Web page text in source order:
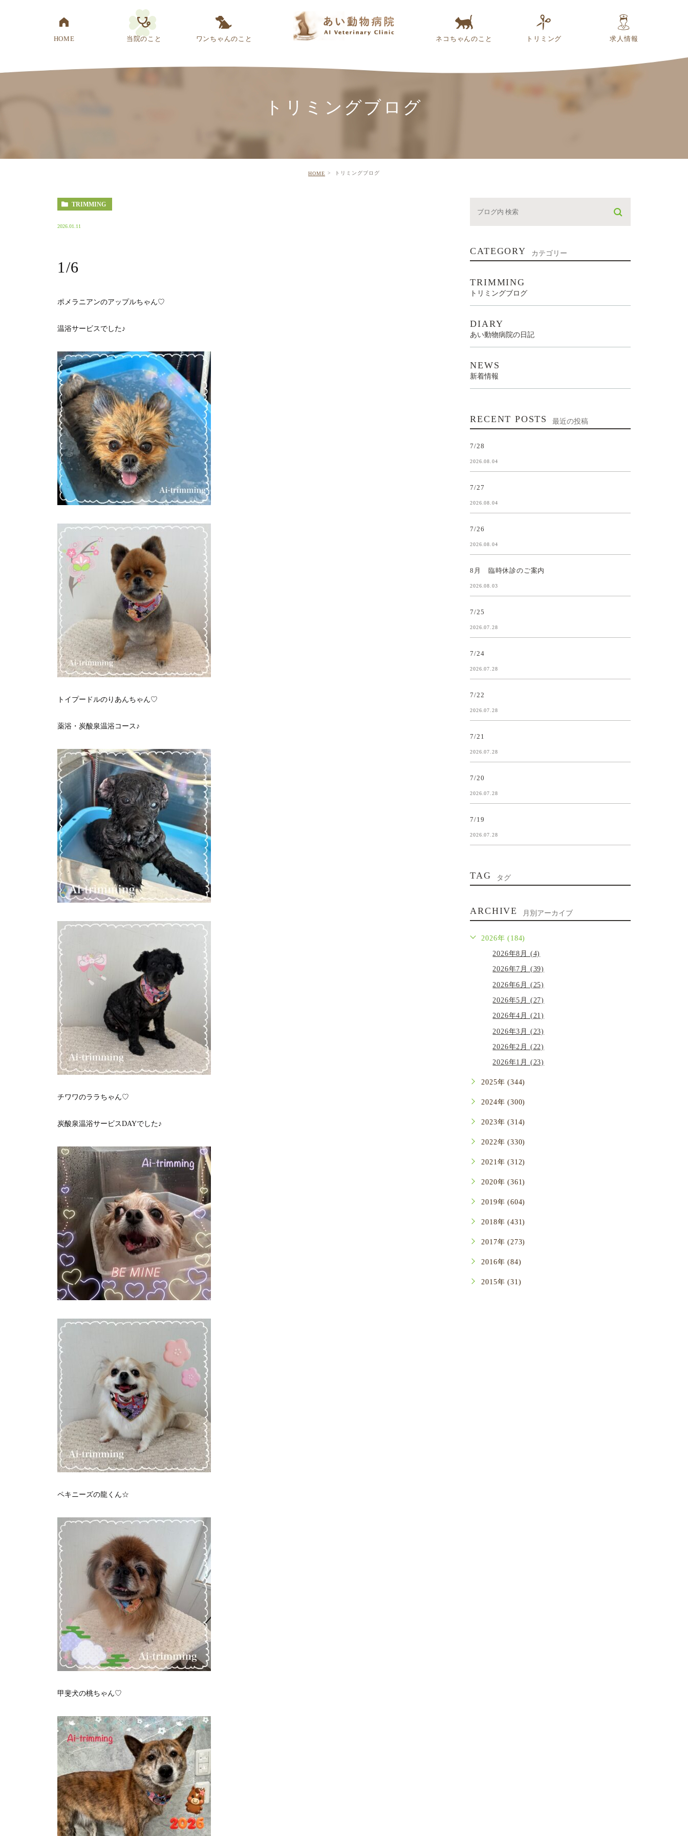
HOME 当院のこと ワンちゃんのこと ネコちゃんのこと トリミング 求人情報
トリミングブログ
HOME トリミングブログ
TRIMMING
2026.01.11
1/6
ポメラニアンのアップルちゃん♡
温浴サービスでした♪
トイプードルのりあんちゃん♡
薬浴・炭酸泉温浴コース♪
チワワのララちゃん♡
炭酸泉温浴サービスDAYでした♪
ペキニーズの龍くん☆
甲斐犬の桃ちゃん♡
CATEGORY カテゴリー
TRIMMING
トリミングブログ
DIARY
あい動物病院の日記
NEWS
新着情報
RECENT POSTS 最近の投稿
7/28
2026.08.04
7/27
2026.08.04
7/26
2026.08.04
8月 臨時休診のご案内
2026.08.03
7/25
2026.07.28
7/24
2026.07.28
7/22
2026.07.28
7/21
2026.07.28
7/20
2026.07.28
7/19
2026.07.28
TAG タグ
ARCHIVE 月別アーカイブ
2026年 (184)
2026年8月 (4)
2026年7月 (39)
2026年6月 (25)
2026年5月 (27)
2026年4月 (21)
2026年3月 (23)
2026年2月 (22)
2026年1月 (23)
2025年 (344)
2024年 (300)
2023年 (314)
2022年 (330)
2021年 (312)
2020年 (361)
2019年 (604)
2018年 (431)
2017年 (273)
2016年 (84)
2015年 (31)